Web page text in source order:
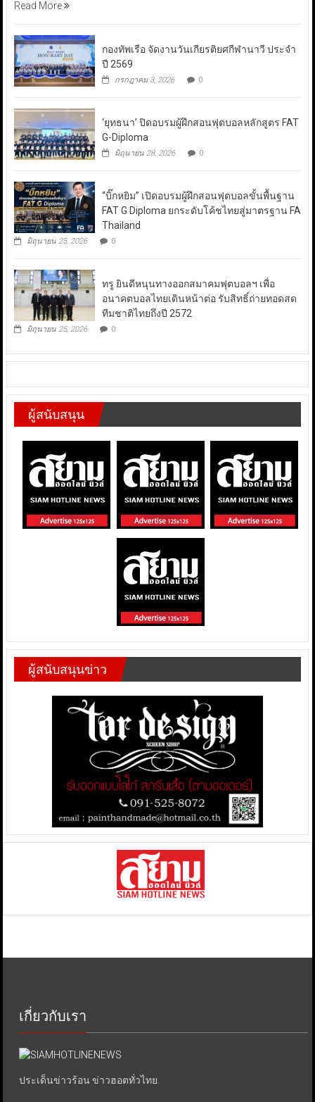
Read More
กองทัพเรือ จัดงานวันเกียรติยศกีฬานาวี ประจำ
ปี 2569
กรกฎาคม 3, 2026 0
‘ยุทธนา’ ปิดอบรมผู้ฝึกสอนฟุตบอลหลักสูตร FAT
G-Diploma
มิถุนายน 28, 2026 0
“บิ๊กหยิม” เปิดอบรมผู้ฝึกสอนฟุตบอลขั้นพื้นฐาน
FAT G Diploma ยกระดับโค้ชไทยสู่มาตรฐาน FA
Thailand
มิถุนายน 25, 2026 0
ทรู ยินดีหนุนทางออกสมาคมฟุตบอลฯ เพื่อ
อนาคตบอลไทยเดินหน้าต่อ รับสิทธิ์ถ่ายทอดสด
ทีมชาติไทยถึงปี 2572
มิถุนายน 25, 2026 0
ผู้สนับสนุน
ผู้สนับสนุนข่าว
เกี่ยวกับเรา
ประเด็นข่าวร้อน ข่าวฮอตทั่วไทย.